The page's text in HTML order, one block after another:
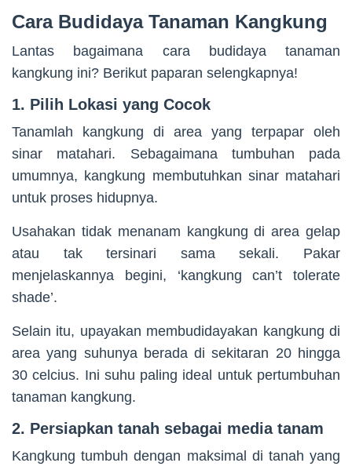
Cara Budidaya Tanaman Kangkung
Lantas bagaimana cara budidaya tanaman
kangkung ini? Berikut paparan selengkapnya!
1. Pilih Lokasi yang Cocok
Tanamlah kangkung di area yang terpapar oleh
sinar matahari. Sebagaimana tumbuhan pada
umumnya, kangkung membutuhkan sinar matahari
untuk proses hidupnya.
Usahakan tidak menanam kangkung di area gelap
atau tak tersinari sama sekali. Pakar
menjelaskannya begini, ‘kangkung can’t tolerate
shade’.
Selain itu, upayakan membudidayakan kangkung di
area yang suhunya berada di sekitaran 20 hingga
30 celcius. Ini suhu paling ideal untuk pertumbuhan
tanaman kangkung.
2. Persiapkan tanah sebagai media tanam
Kangkung tumbuh dengan maksimal di tanah yang